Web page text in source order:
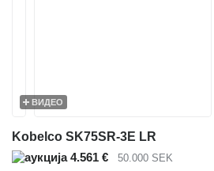
ВИДЕО
Kobelco SK75SR-3E LR
4.561 €
50.000 SEK